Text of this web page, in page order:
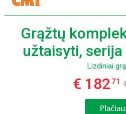
Grąžtų
užtaisyti,
Lizdiniai
€ 182 71
Plačiau